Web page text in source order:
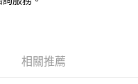
中的連結，可透過四大超商／
結帳頁面顯示為準，若有關於
問，請聯繫「AFTEE先享後付
相關推薦